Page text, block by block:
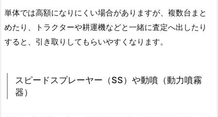
単体では高額になりにくい場合がありますが、複数台まと
めたり、トラクターや耕運機などと一緒に査定へ出したり
すると、引き取りしてもらいやすくなります。
スピードスプレーヤー（SS）や動噴（動力噴霧
器）